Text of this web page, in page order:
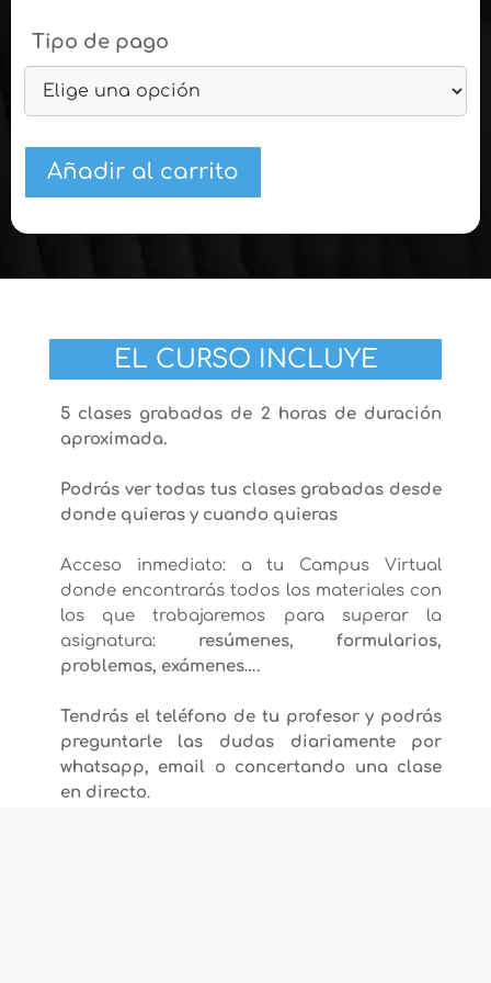
Tipo de pago
Añadir al carrito
EL CURSO INCLUYE
5 clases grabadas de 2 horas de duración
aproximada.
Podrás ver todas tus clases grabadas desde
donde quieras y cuando quieras
Acceso inmediato: a tu Campus Virtual
donde encontrarás todos los materiales con
los que trabajaremos para superar la
asignatura: resúmenes, formularios,
problemas, exámenes….
Tendrás el teléfono de tu profesor y podrás
preguntarle las dudas diariamente por
whatsapp, email o concertando una clase
en directo.